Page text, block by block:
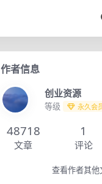
作者信息
创业资源
等级 永久会
48718
文章
1
评论
查看作者其他